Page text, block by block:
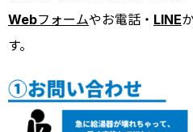
Webフォームやお電話・ LINE
す。